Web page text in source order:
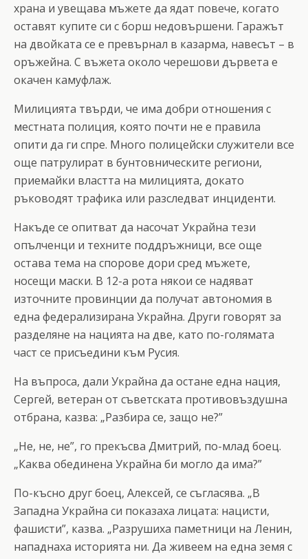
храна и увещава мъжете да ядат повече, когато
оставят купите си с борш недовършени. Гаражът
на двойката се е превърнал в казарма, навесът – в
оръжейна. С въжета около черешови дървета е
окачен камуфлаж.
Милицията твърди, че има добри отношения с
местната полиция, която почти не е правила
опити да ги спре. Много полицейски служители все
още патрулират в бунтовническите региони,
приемайки властта на милицията, докато
ръководят трафика или разследват инциденти.
Накъде се опитват да насочат Украйна тези
опълченци и техните поддръжници, все още
остава тема на спорове дори сред мъжете,
носещи маски. В 12-а рота някои се надяват
източните провинции да получат автономия в
една федерализирана Украйна. Други говорят за
разделяне на нацията на две, като по-голямата
част се присъедини към Русия.
На въпроса, дали Украйна да остане една нация,
Сергей, ветеран от съветската противовъздушна
отбрана, казва: „Разбира се, защо не?”
„Не, не, не”, го прекъсва Дмитрий, по-млад боец.
„Каква обединена Украйна би могло да има?”
По-късно друг боец, Алексей, се съгласява. „В
Западна Украйна си показаха лицата: нацисти,
фашисти”, казва. „Разрушиха паметници на Ленин,
нападнаха историята ни. Да живеем на една земя с